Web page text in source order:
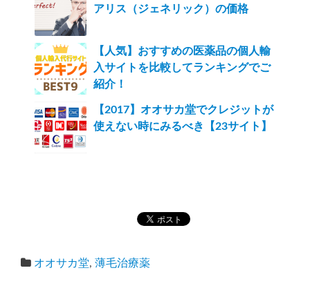
アリス（ジェネリック）の価格
【人気】おすすめの医薬品の個人輸
入サイトを比較してランキングでご
紹介！
【2017】オオサカ堂でクレジットが
使えない時にみるべき【23サイト】
オオサカ堂, 薄毛治療薬